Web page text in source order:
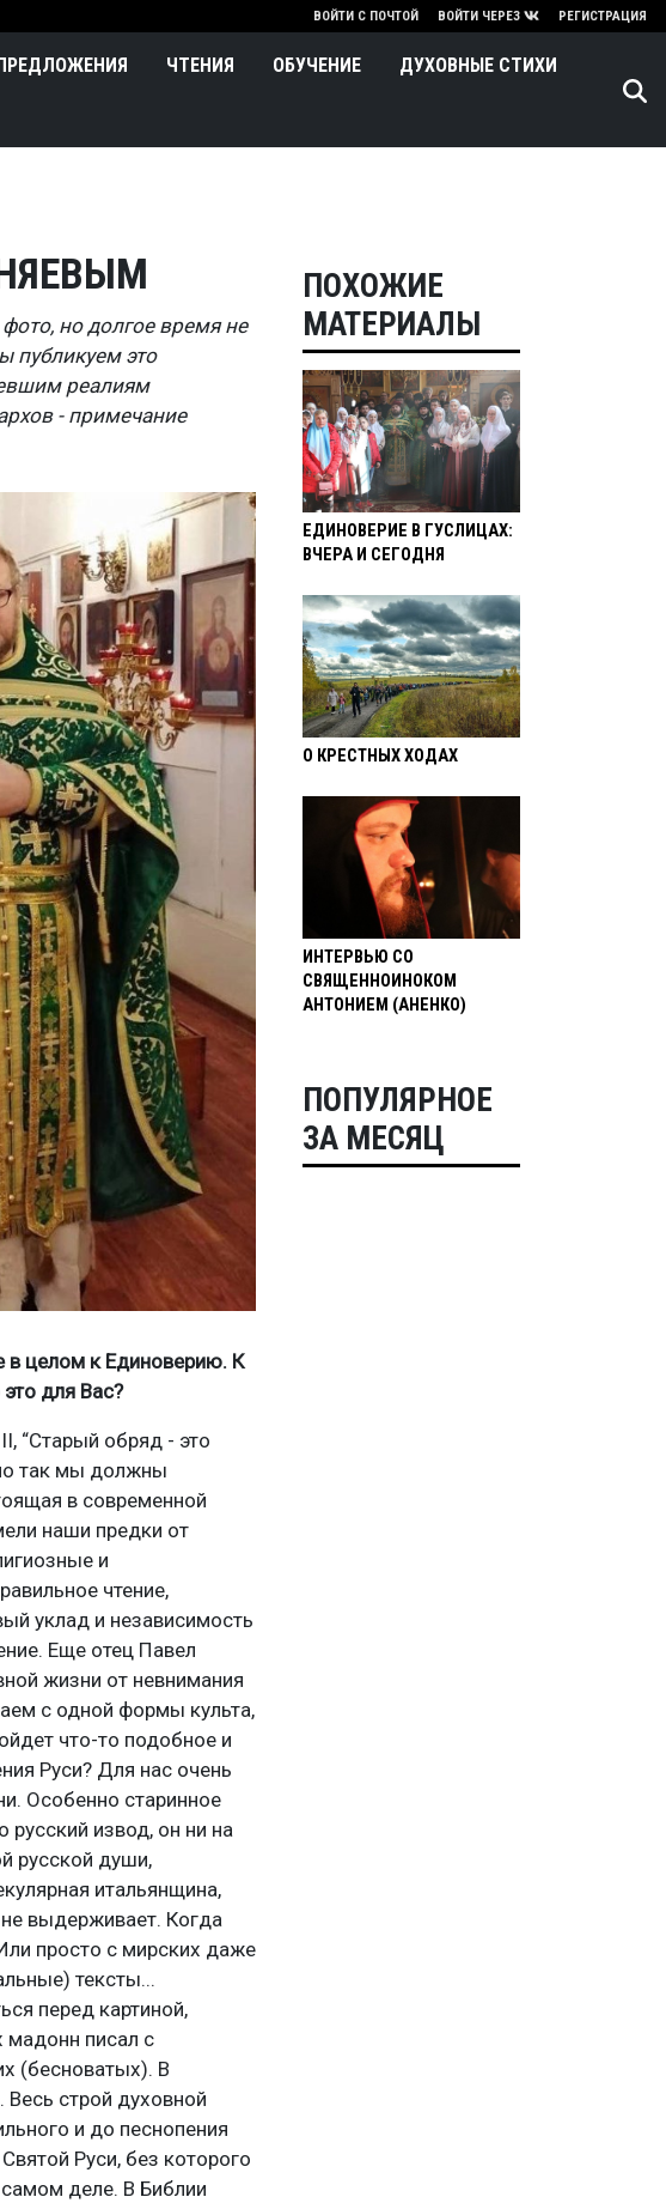
ВОЙТИ С ПОЧТОЙ ВОЙТИ ЧЕРЕЗ РЕГИСТРАЦИЯ
ЧТЕНИЯ ОБУЧЕНИЕ ДУХОВНЫЕ СТИХИ
но долгое время не
публикуем это
реалиям
- примечание
в целом к Единоверию. К
для Вас?
“Старый обряд - это
так мы должны
в современной
наши предки от
и
чтение,
уклад и независимость
Еще отец Павел
жизни от невнимания
с одной формы культа,
что-то подобное и
Руси? Для нас очень
Особенно старинное
русский извод, он ни на
русской души,
итальянщина,
выдерживает. Когда
просто с мирских даже
тексты...
перед картиной,
мадонн писал с
(бесноватых). В
строй духовной
и до песнопения
Руси, без которого
деле. В Библии
ПОХОЖИЕ
МАТЕРИАЛЫ
ЕДИНОВЕРИЕ В ГУСЛИЦАХ:
ВЧЕРА И СЕГОДНЯ
О КРЕСТНЫХ ХОДАХ
ИНТЕРВЬЮ СО
СВЯЩЕННОИНОКОМ
АНТОНИЕМ (АНЕНКО)
ПОПУЛЯРНОЕ
ЗА МЕСЯЦ